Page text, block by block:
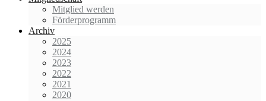
Mitglied werden
Förderprogramm
Archiv
2025
2024
2023
2022
2021
2020